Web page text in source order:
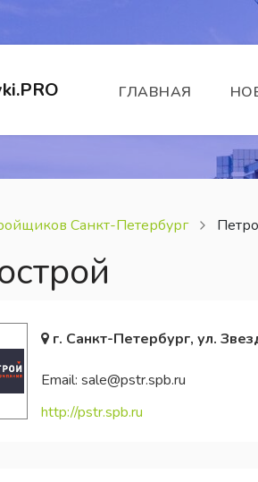
ГЛАВНАЯ
Санкт-Петербург
г. Санкт-Петербург, ул.
Email: sale@pstr.spb.ru
http://pstr.spb.ru